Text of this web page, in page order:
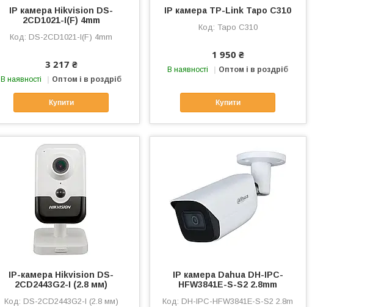
IP камера Hikvision DS-
2CD1021-I(F) 4mm
DS-2CD1021-I(F) 4mm
3 217 ₴
В наявності Оптом і в роздріб
Купити
IP камера TP-Link Tapo C310
Tapo C310
1 950 ₴
В наявності Оптом і в роздріб
Купити
IP-камера Hikvision DS-
2CD2443G2-I (2.8 мм)
DS-2CD2443G2-I (2.8 мм)
IP камера Dahua DH-IPC-
HFW3841E-S-S2 2.8mm
DH-IPC-HFW3841E-S-S2 2.8m